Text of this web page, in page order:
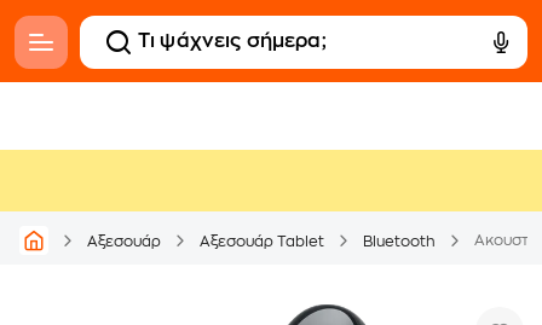
Αξεσουάρ Αξεσουάρ Tablet Bluetooth